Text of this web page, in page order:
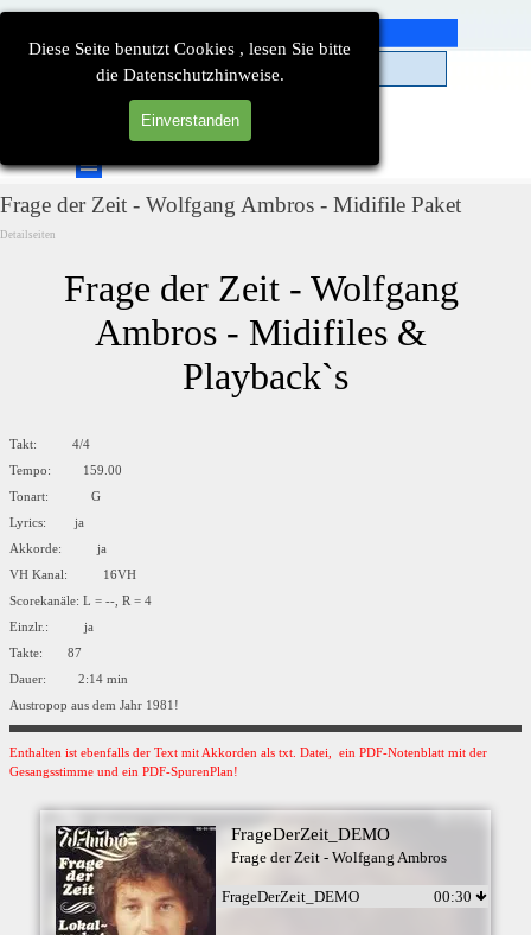
Diese Seite benutzt Cookies , lesen Sie bitte
die Datenschutzhinweise.
Einverstanden
Direkt zum Seiteninhalt
Menü überspringen
Frage der Zeit - Wolfgang Ambros - Midifile Paket
Detailseiten
Frage der Zeit - Wolfgang
Ambros - Midifiles &
Playback`s
Takt: 4/4
Tempo: 159.00
Tonart: G
Lyrics: ja
Akkorde: ja
VH Kanal: 16VH
Scorekanäle: L = --, R = 4
Einzlr.: ja
Takte: 87
Dauer: 2:14 min
Austropop aus dem Jahr 1981!
Enthalten ist ebenfalls der Text mit Akkorden als txt. Datei, ein PDF-Notenblatt mit der
Gesangsstimme und ein PDF-SpurenPlan!
FrageDerZeit_DEMO
Frage der Zeit - Wolfgang Ambros
FrageDerZeit_DEMO 00:30